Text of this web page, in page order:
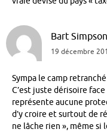
Bart Simpson
19 décembre
Sympa le camp
C’est juste dérisoire
représente aucune
d’y croire et surtout de
ne lâche rien », même